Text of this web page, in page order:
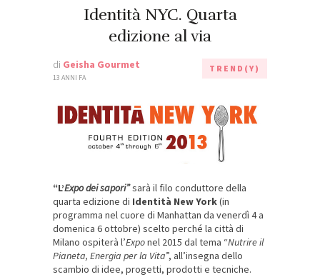
Identità NYC. Quarta
edizione al via
di Geisha Gourmet
13 ANNI FA
TREND(Y)
“L’Expo dei sapori”sarà il filo conduttore della
quarta edizione di Identità New York(in
programma nel cuore di Manhattan da venerdì 4 a
domenica 6 ottobre) scelto perché la città di
Milano ospiterà l’Exponel 2015 dal tema “Nutrire il
Pianeta, Energia per la Vita”, all’insegna dello
scambio di idee, progetti, prodotti e tecniche.